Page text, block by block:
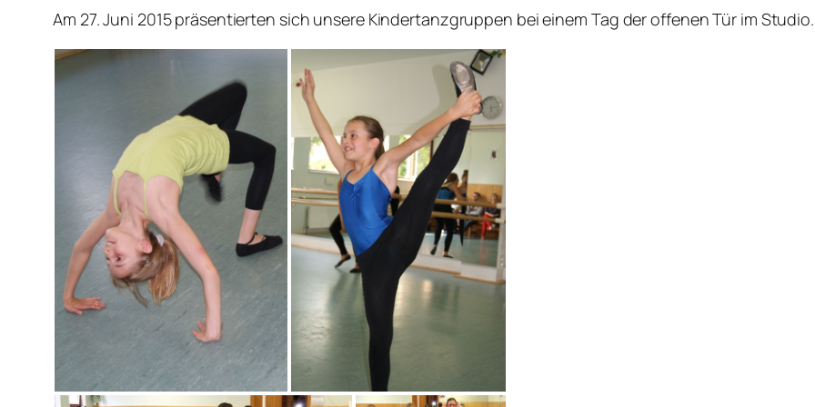
Am 27. Juni 2015 präsentierten sich unsere Kindertanzgruppen bei einem Tag der offenen Tür im Studio.